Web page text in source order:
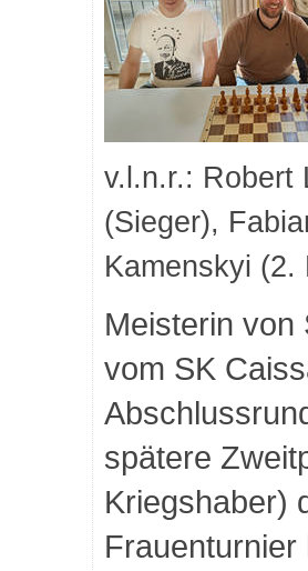
v.l.n.r.: Robert
(Sieger),
Kamenskyi (2.
Meisterin
vom SK
spätere
Kriegshaber)